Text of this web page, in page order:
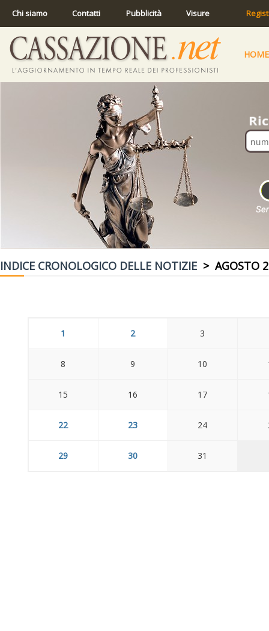
Chi siamo Contatti Pubblicità Visure
HOME
INDICE CRONOLOGICO DELLE NOTIZIE > AGOSTO
1 2 3
8 9 10
15 16 17
22 23 24
29 30 31